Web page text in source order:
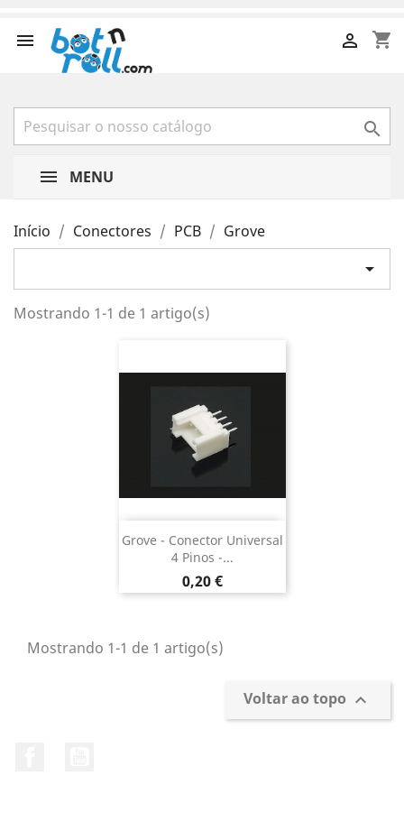
 shopping_cart


MENU
Início Conectores PCB Grove

Mostrando 1-1 de 1 artigo(s)
Grove - Conector Universal
4 Pinos -...
Preço
0,20 €
Mostrando 1-1 de 1 artigo(s)
Voltar ao topo 